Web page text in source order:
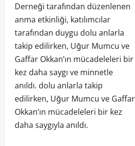
Derneği tarafından düzenlenen
anma etkinliği, katılımcılar
tarafından duygu dolu anlarla
takip edilirken, Uğur Mumcu ve
Gaffar Okkan’ın mücadeleleri bir
kez daha saygı ve minnetle
anıldı. dolu anlarla takip
edilirken, Uğur Mumcu ve Gaffar
Okkan’ın mücadeleleri bir kez
daha saygıyla anıldı.